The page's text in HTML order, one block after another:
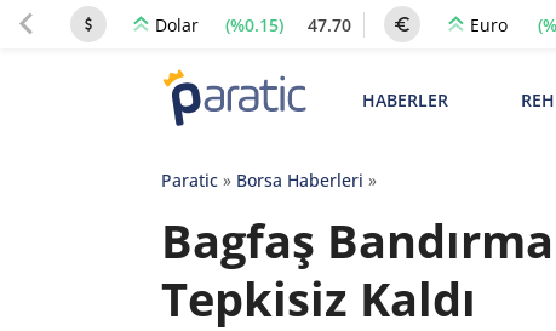
Dolar (%0.15) 47.70 Euro
HABERLER
Paratic» Borsa Haberleri »
Bagfaş
Tepkisiz Kaldı